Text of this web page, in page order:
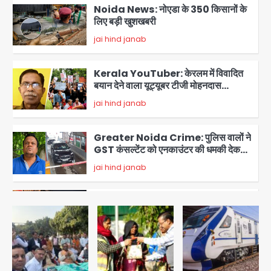
3
Noida News: नोएडा के 350 किसानों के
लिए बड़ी खुशखबरी
jai hind janab
4
Kerala YouTuber: केरलम में विवादित
बयान देने वाला यूट्यूबर टीजी मोहनदास
गिरफ्तार, डिजिटल डिवाइस जब्त; जंतर-मंतर
प्रदर्शनकारियों पर की थी आपत्तिजनक टिप्पणी
jai hind janab
5
Greater Noida Crime: पुलिस वालों ने
GST कंसल्टेंट को एनकाउंटर की धमकी देकर
वसूले ₹29 लाख, मामले में FIR दर्ज
jai hind janab
1
समय निर्माणाधीन नाले में गिरी कार, ड्राइवर
बाल-बाल बचा
Avinash Kumar
Noida Cyber Crime: PM मोदी-